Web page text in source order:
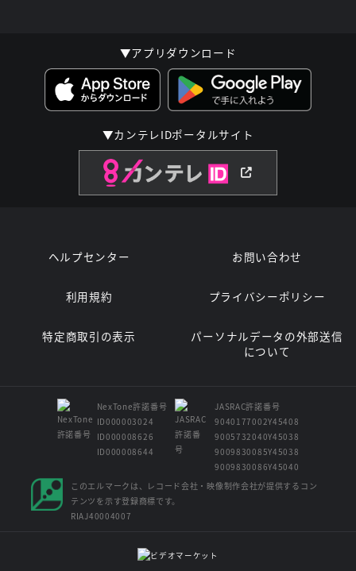
▼アプリダウンロード
▼カンテレIDポータルサイト
ヘルプセンター お問い合わせ
利用規約 プライバシーポリシー
特定商取引の表示
パーソナルデータの外部送信
について
NexTone許諾番号
ID000003024
ID000008626
ID000008644
JASRAC許諾番号
9040177002Y45408
9005732040Y45038
9009830085Y45038
9009830086Y45040
このエルマークは、レコード会社・映像制作会社が提供するコン
テンツを示す登録商標です。
RIAJ40004007